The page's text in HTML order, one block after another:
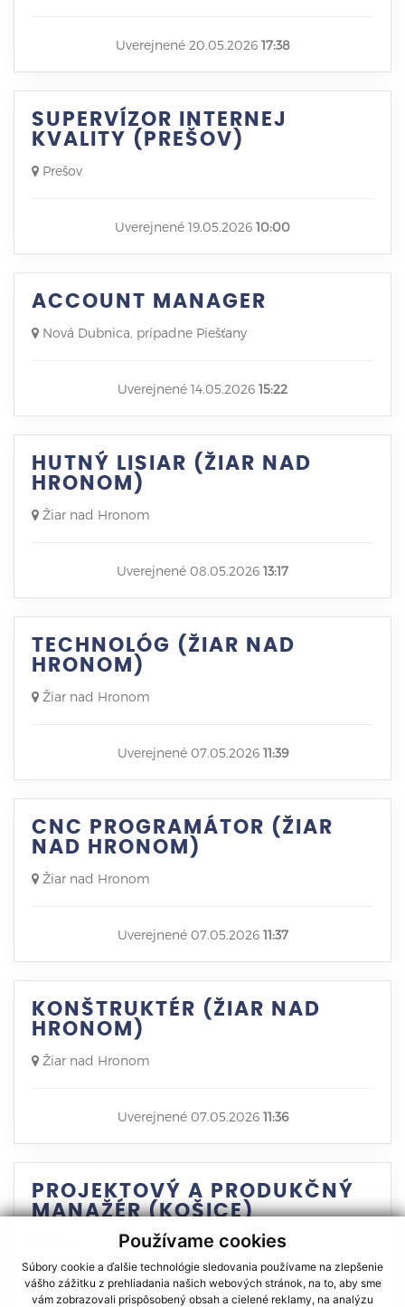
Používame cookies
Súbory cookie a ďalšie technológie sledovania používame na zlepšenie
vášho zážitku z prehliadania našich webových stránok, na to, aby sme
vám zobrazovali prispôsobený obsah a cielené reklamy, na analýzu
Uverejnené 20.05.2026 17:38
SUPERVÍZOR INTERNEJ
KVALITY (PREŠOV)
Prešov
Uverejnené 19.05.2026 10:00
ACCOUNT MANAGER
Nová Dubnica, prípadne Piešťany
Uverejnené 14.05.2026 15:22
HUTNÝ LISIAR (ŽIAR NAD
HRONOM)
Žiar nad Hronom
Uverejnené 08.05.2026 13:17
TECHNOLÓG (ŽIAR NAD
HRONOM)
Žiar nad Hronom
Uverejnené 07.05.2026 11:39
CNC PROGRAMÁTOR (ŽIAR
NAD HRONOM)
Žiar nad Hronom
Uverejnené 07.05.2026 11:37
KONŠTRUKTÉR (ŽIAR NAD
HRONOM)
Žiar nad Hronom
Uverejnené 07.05.2026 11:36
PROJEKTOVÝ A PRODUKČNÝ
MANAŽÉR (KOŠICE)
Uverejnené 04.05.202610:15